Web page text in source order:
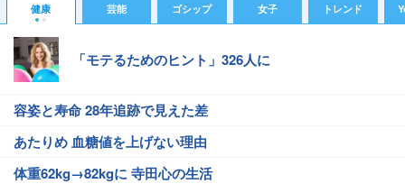
健康 芸能 ゴシップ 女子 トレンド
「モテるためのヒント」326人に
容姿と寿命 28年追跡で見えた差
あたりめ 血糖値を上げない理由
体重62kg→82kgに 寺田心の生活